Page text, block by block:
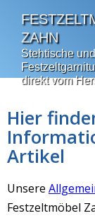
ZAHN
Stehtischeund
direkt vom
Hier
Artikel
Unsere
Festzeltmöbel